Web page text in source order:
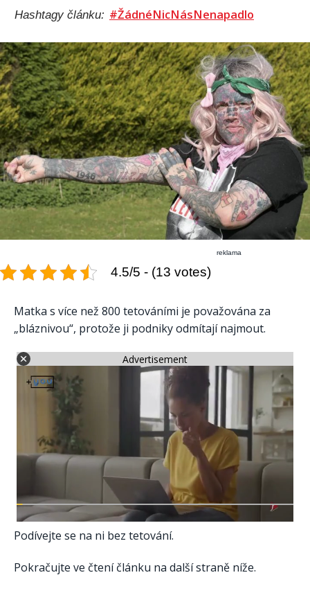
Hashtagy článku: #ŽádnéNicNásNenapadlo
reklama
4.5/5 - (13 votes)
Matka s více než 800 tetováními je považována za
„bláznivou“, protože ji podniky odmítají najmout.
Advertisement
Podívejte se na ni bez tetování.
Pokračujte ve čtení článku na další straně níže.